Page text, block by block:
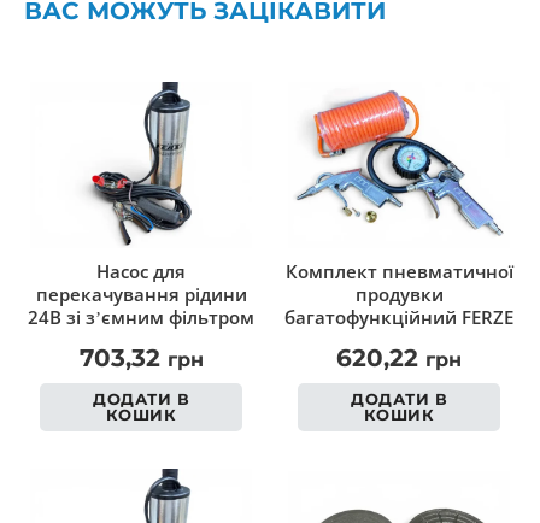
ВАС МОЖУТЬ ЗАЦІКАВИТИ
Насос для
перекачування рідини
24В зі з’ємним фільтром
703,32 грн
ДОДАТИ В
КОШИК
Комплект пневматичної
продувки
багатофункційний FERZE
620,22 грн
ДОДАТИ В
КОШИК